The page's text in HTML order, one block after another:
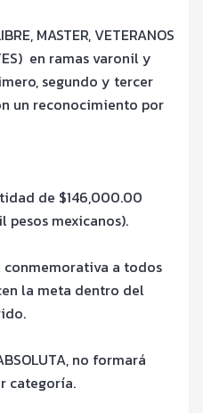
MASTER, VETERANOS
en ramas varonil y
segundo y tercer
un reconocimiento por
de $146,000.00
pesos mexicanos).
conmemorativa a todos
la meta dentro del
no formará
categoría.